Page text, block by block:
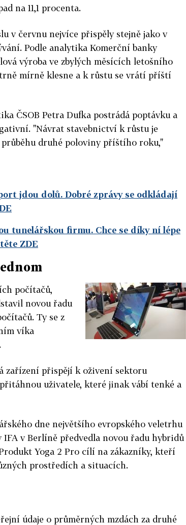
na 11,1 procenta.
v červnu nejvíce přispěly stejně jako v
Podle analytika Komerční banky
výroba ve zbylých měsících letošního
mírně klesne a k růstu se vrátí příští
ČSOB Petra Dufka postrádá poptávku a
"Návrat stavebnictví k růstu je
druhé poloviny příštího roku,"
jdou dolů. Dobré zprávy se odkládají
tunelářskou firmu. Chce se díky ní lépe
ZDE
počítačů,
novou řadu
Ty se z
víka
zařízení přispějí k oživení sektoru
uživatele, které jinak vábí tenké a
dne největšího evropského veletrhu
v Berlíně předvedla novou řadu hybridů
Yoga 2 Pro cílí na zákazníky, kteří
prostředích a situacích.
údaje o průměrných mzdách za druhé